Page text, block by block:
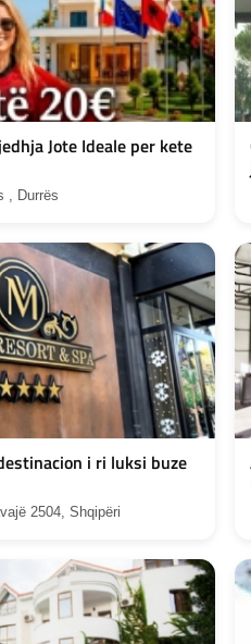
Jote Ideale per kete
, Durrës
i ri luksi buze
2504, Shqipëri